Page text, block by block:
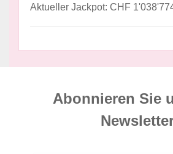
Aktueller Jackpot: CHF
Abonnieren Sie